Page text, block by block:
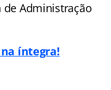
de Administração
íntegra!